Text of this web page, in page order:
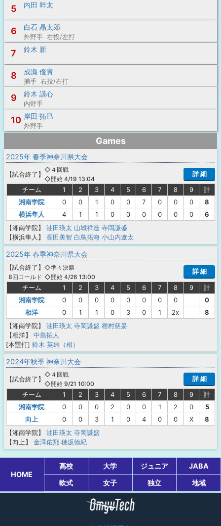
5 内田 幹太
6 白石 晶太郎
外野手 右投/左打
7 鈴木 新
8 成瀬 優貴
捕手 右投/右打
9 鈴木 謙心
内野手
10 岸田 拓巳
外野手
Games
2025年 春季神奈川県大会
【試合終了 】
◇４回戦
◇開始 4/19 13:04
詳 細
チーム 1 2 3 4 5 6 7 8 9
計
湘南学院
0 0 1 0 0 7 0 0 0
8
横浜隼人
4 1 1 0 0 0 0 0 0
6
【湘南学院】
油田瑛太 山城祥造 寺岡謙盛
【横浜隼人】
長田美智 白鳥拓海 小山内遼太
2025年 春季神奈川県大会
【試合終了 】
8回コールド
◇準々決勝
◇開始 4/26 13:00
詳 細
チーム 1 2 3 4 5 6 7 8 9
計
湘南学院
0 0 0 0 0 0 0 0
0
相洋
0 1 1 0 3 0 1 2x
8
【湘南学院】
油田瑛太 寺岡謙盛 種村慈妟
【相洋】
中島拓人
[本塁打] 鈴木 英雄（相）
2024年秋季 神奈川大会
【試合終了 】
◇４回戦
◇開始 9/21 10:00
詳 細
チーム 1 2 3 4 5 6 7 8 9
計
湘南学院
0 0 0 2 0 0 1 2 0
5
向上
0 0 3 1 0 4 0 0 X
8
【湘南学院】
油田瑛太 寺岡謙盛
【向上】
金澤佑飛 穂坂徳紀
HOME
高校 大学 ジュニア
JABA
軟式
女子 独立 地域